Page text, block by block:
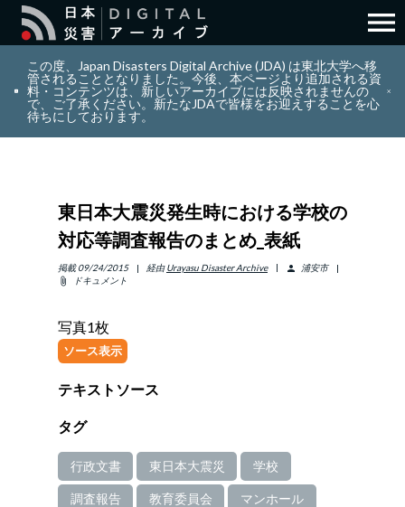
search 検索
layers コレクション
info_outline リソース
アバウト
ENGLISH
menu
この度、Japan Disasters Digital Archive (JDA) は東北大学へ移
管されることとなりました。今後、本ページより追加される資
料・コンテンツは、新しいアーカイブには反映されませんの
で、ご了承ください。新たなJDAで皆様をお迎えすることを心
待ちにしております。
東日本大震災発生時における学校の
対応等調査報告のまとめ_表紙
掲載 09/24/2015 経由 Urayasu Disaster Archive person
浦安市
attach_file
ドキュメント
写真1枚
ソース表示
テキストソース
タグ
行政文書 東日本大震災 学校
調査報告 教育委員会 マンホール